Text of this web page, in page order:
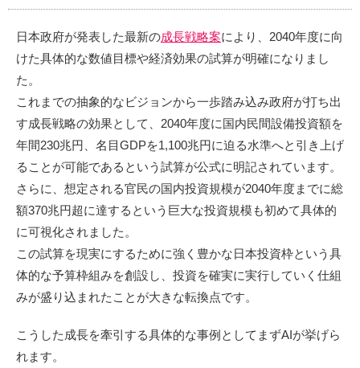
日本政府が発表した最新の成長戦略案により、2040年度に向
けた具体的な数値目標や経済効果の試算が明確になりまし
た。
これまでの抽象的なビジョンから一歩踏み込み政府が打ち出
す成長戦略の効果として、2040年度に国内民間設備投資額を
年間230兆円、名目GDPを1,100兆円に迫る水準へと引き上げ
ることが可能であるという試算が公式に明記されています。
さらに、想定される官民の国内投資規模が2040年度までに総
額370兆円超に達するという巨大な投資規模も初めて具体的
に可視化されました。
この試算を現実にするために強く豊かな日本投資枠という具
体的な予算枠組みを創設し、投資を確実に実行していく仕組
みが盛り込まれたことが大きな転換点です。
こうした成長を牽引する具体的な事例としてまずAIが挙げら
れます。